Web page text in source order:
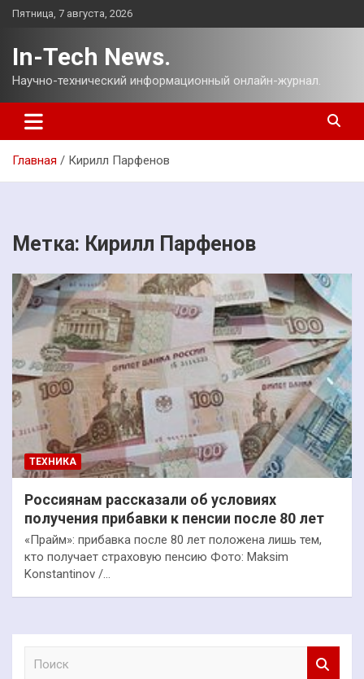
Перейти
Пятница, 7 августа, 2026
In-Tech News.
Научно-технический информационный онлайн-журнал.
Главная Кирилл Парфенов
Метка: Кирилл Парфенов
ТЕХНИКА
Россиянам рассказали об условиях
получения прибавки к пенсии после 80 лет
«Прайм»: прибавка после 80 лет положена лишь тем,
кто получает страховую пенсию Фото: Maksim
Konstantinov /…